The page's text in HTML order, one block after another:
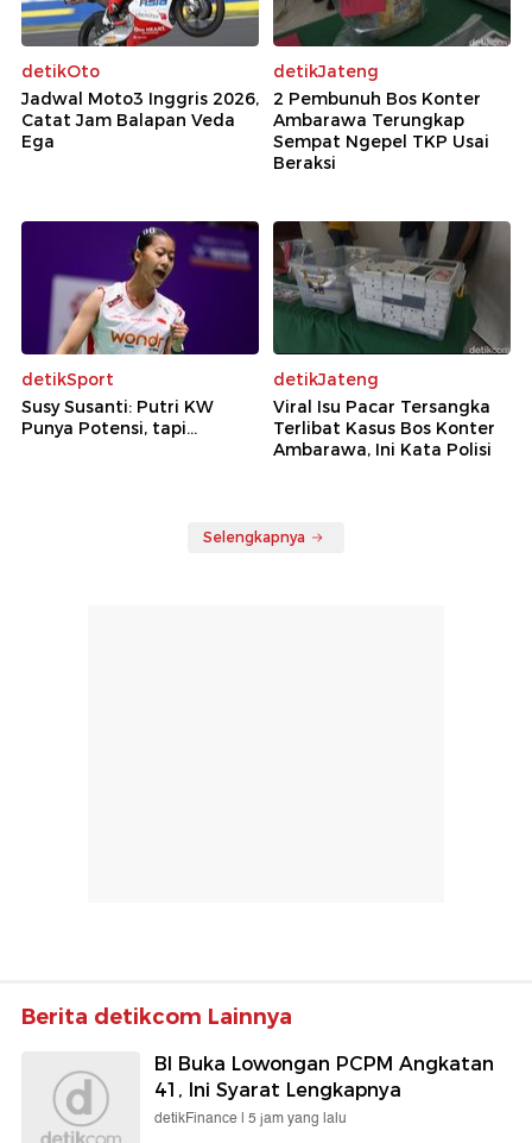
detikOto
Jadwal Moto3 Inggris 2026,
Catat Jam Balapan Veda
Ega
detikJateng
2 Pembunuh Bos Konter
Ambarawa Terungkap
Sempat Ngepel TKP Usai
Beraksi
detikSport
Susy Susanti: Putri KW
Punya Potensi, tapi...
detikJateng
Viral Isu Pacar Tersangka
Terlibat Kasus Bos Konter
Ambarawa, Ini Kata Polisi
Selengkapnya
Berita detikcom Lainnya
BI Buka Lowongan PCPM Angkatan
41, Ini Syarat Lengkapnya
detikFinance | 5 jam yang lalu